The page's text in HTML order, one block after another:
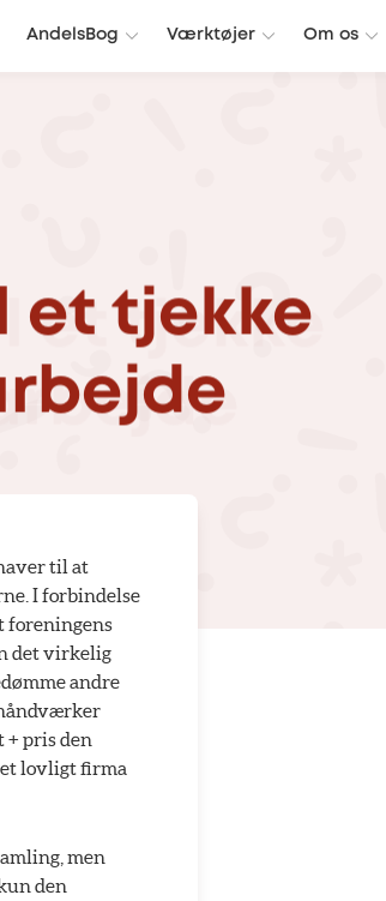
AndelsBog Værktøjer Om os
et tjekke
til at
I forbindelse
foreningens
det virkelig
andre
+ pris den
lovligt firma
men
den